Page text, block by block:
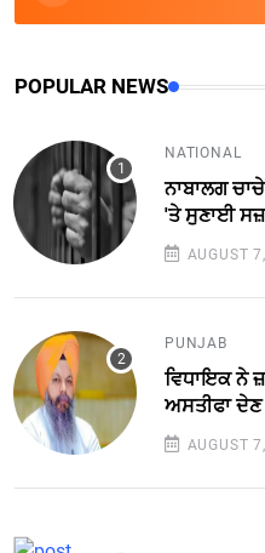
POPULAR NEWS
NATIONAL
ਨਾਬਾਲਗ
'ਤੇ ਸੁਣਾਈ
AUGUST
PUNJAB
ਵਿਧਾਇਕ ਨੇ
ਅਸਤੀਫਾ
AUGUST